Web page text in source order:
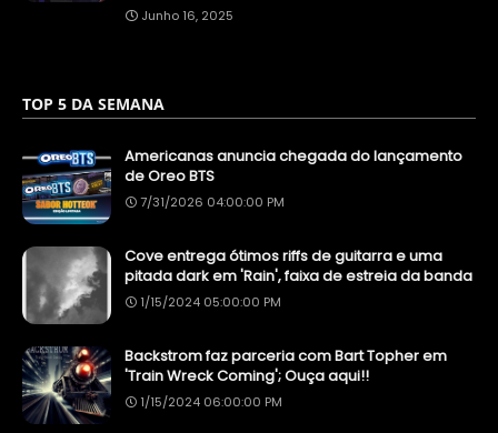
Junho 16, 2025
TOP 5 DA SEMANA
Americanas anuncia chegada do lançamento
de Oreo BTS
7/31/2026 04:00:00 PM
Cove entrega ótimos riffs de guitarra e uma
pitada dark em 'Rain', faixa de estreia da banda
1/15/2024 05:00:00 PM
Backstrom faz parceria com Bart Topher em
'Train Wreck Coming'; Ouça aqui!!
1/15/2024 06:00:00 PM